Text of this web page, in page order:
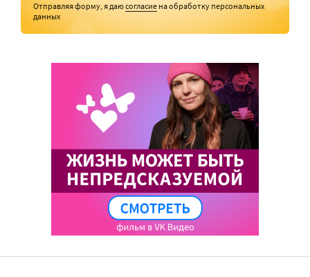
Отправляя форму, я даюсогласие на обработку персональных
данных